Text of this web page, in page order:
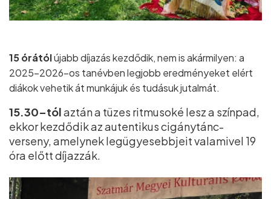
15 órátólújabb díjazás kezdődik, nem is akármilyen: a
2025–2026–os tanévben legjobb eredményeket elért
diákok vehetik át munkájuk és tudásuk jutalmát.
15.30–tólaztán a tüzes ritmusoké lesz a színpad,
ekkor kezdődik az autentikus cigánytánc-
verseny, amelynek legügyesebbjeit valamivel 19
óra előtt díjazzák.